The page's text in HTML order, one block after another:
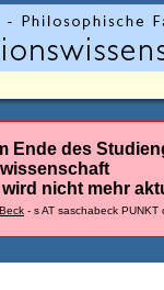
Ende des
nicht mehr
- s AT saschabeck PUNKT